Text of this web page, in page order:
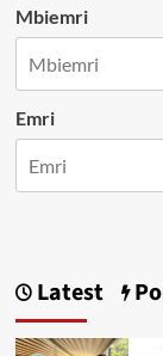
Mbiemri
Emri
Latest